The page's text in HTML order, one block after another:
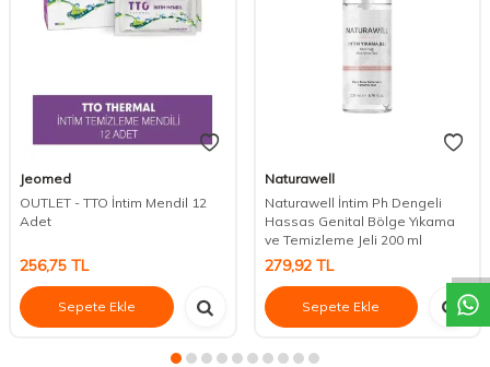
Jeomed
OUTLET - TTO İntim Mendil 12
Adet
256,75 TL
Sepete Ekle
Naturawell
Naturawell İntim Ph Dengeli
Hassas Genital Bölge Yıkama
ve Temizleme Jeli 200 ml
279,92TL
Sepete Ekle